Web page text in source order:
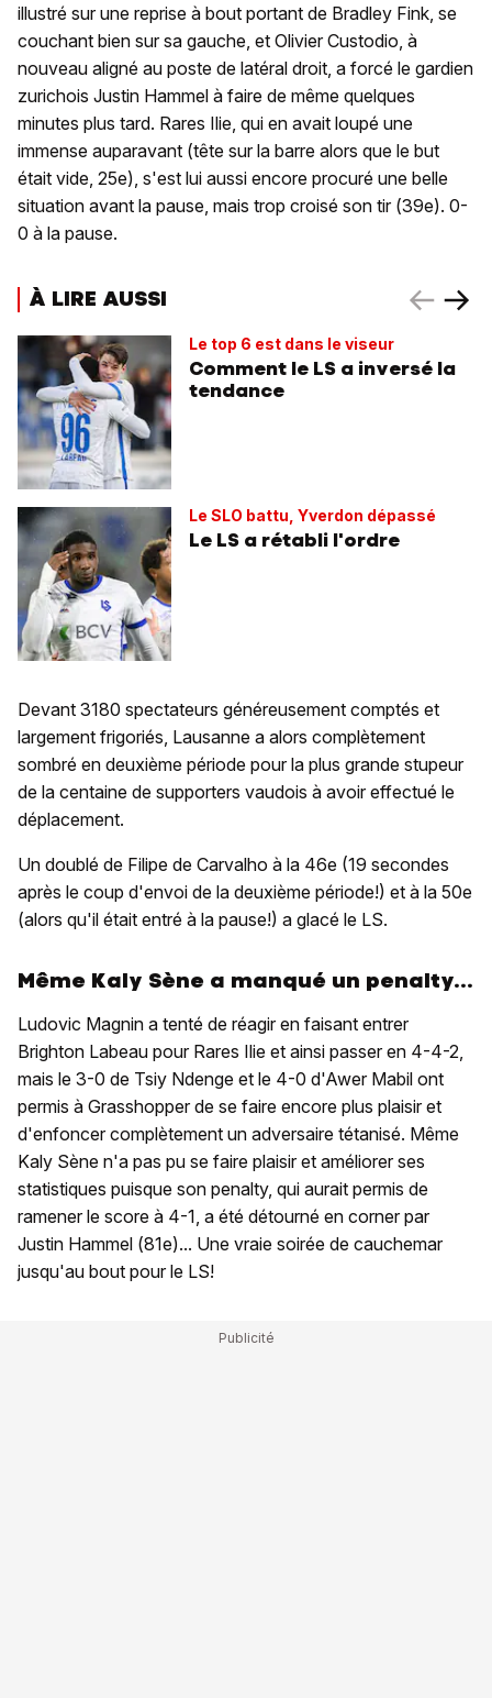
illustré sur une reprise à bout portant de Bradley Fink, se
couchant bien sur sa gauche, et Olivier Custodio, à
nouveau aligné au poste de latéral droit, a forcé le gardien
zurichois Justin Hammel à faire de même quelques
minutes plus tard. Rares Ilie, qui en avait loupé une
immense auparavant (tête sur la barre alors que le but
était vide, 25e), s'est lui aussi encore procuré une belle
situation avant la pause, mais trop croisé son tir (39e). 0-
0 à la pause.
À LIRE AUSSI
Le top 6 est dans le viseur
Comment le LS a inversé la
tendance
Le SLO battu, Yverdon dépassé
Le LS a rétabli l'ordre
Devant 3180 spectateurs généreusement comptés et
largement frigoriés, Lausanne a alors complètement
sombré en deuxième période pour la plus grande stupeur
de la centaine de supporters vaudois à avoir effectué le
déplacement.
Un doublé de Filipe de Carvalho à la 46e (19 secondes
après le coup d'envoi de la deuxième période!) et à la 50e
(alors qu'il était entré à la pause!) a glacé le LS.
Même Kaly Sène a manqué un penalty...
Ludovic Magnin a tenté de réagir en faisant entrer
Brighton Labeau pour Rares Ilie et ainsi passer en 4-4-2,
mais le 3-0 de Tsiy Ndenge et le 4-0 d'Awer Mabil ont
permis à Grasshopper de se faire encore plus plaisir et
d'enfoncer complètement un adversaire tétanisé. Même
Kaly Sène n'a pas pu se faire plaisir et améliorer ses
statistiques puisque son penalty, qui aurait permis de
ramener le score à 4-1, a été détourné en corner par
Justin Hammel (81e)... Une vraie soirée de cauchemar
jusqu'au bout pour le LS!